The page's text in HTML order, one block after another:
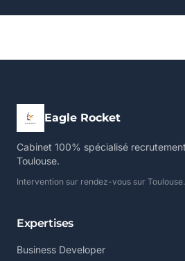
Eagle Rocket
Cabinet 100% spécialisé
Toulouse.
Intervention sur rendez-vous sur Toulouse.
Expertises
Business Developer